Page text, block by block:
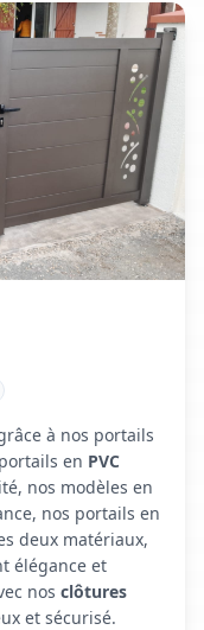
à nos portails
en PVC
nos modèles en
nos portails en
deux matériaux,
élégance et
nos clôtures
et sécurisé.